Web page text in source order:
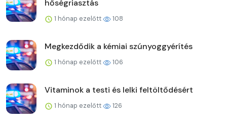
hőségriasztás
1 hónap ezelőtt 108
Megkezdődik a kémiai szúnyoggyérítés
1 hónap ezelőtt 106
Vitaminok a testi és lelki feltöltődésért
1 hónap ezelőtt 126